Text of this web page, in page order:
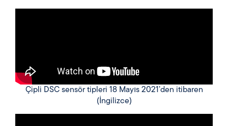
Çipli DSC sensör tipleri 18 Mayıs 2021’den itibaren
(İngilizce)